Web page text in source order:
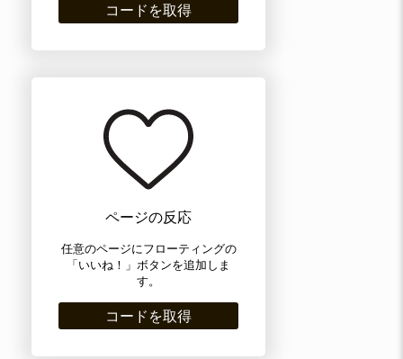
コードを取得
ページの反応
任意のページにフローティングの
「いいね！」ボタンを追加しま
す。
コードを取得